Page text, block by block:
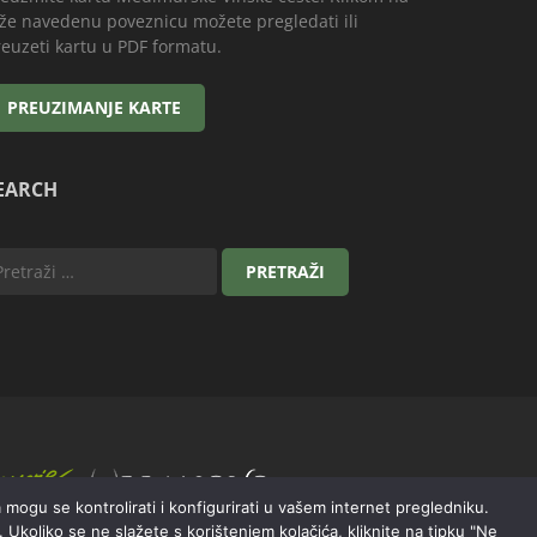
navedenu poveznicu možete pregledati ili
kartu u PDF formatu.
se kontrolirati i konfigurirati u vašem internet pregledniku.
se ne slažete s korištenjem kolačića, kliknite na tipku "Ne